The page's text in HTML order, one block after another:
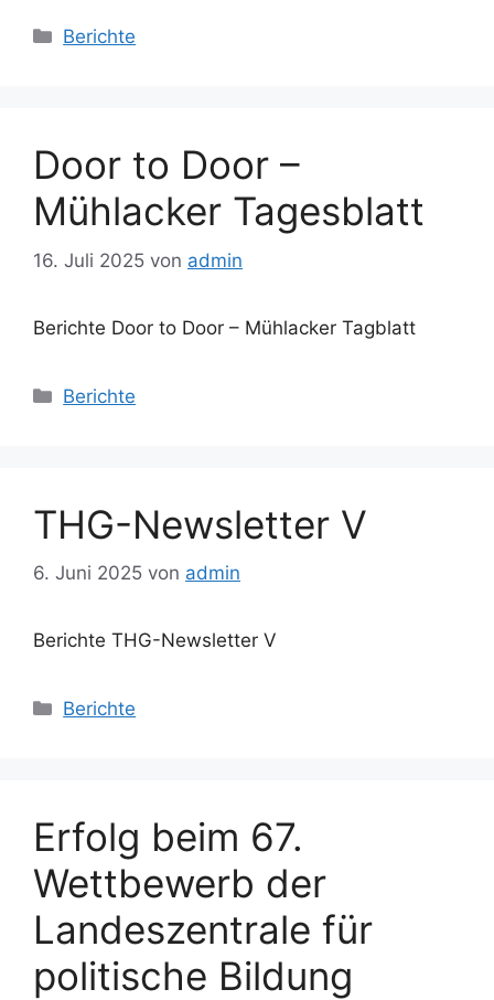
Kategorien
Berichte
Door to Door –
Mühlacker Tagesblatt
16. Juli 2025 von admin
Berichte Door to Door – Mühlacker Tagblatt
Kategorien
Berichte
THG-Newsletter V
6. Juni 2025 von admin
Berichte THG-Newsletter V
Kategorien
Berichte
Erfolg beim 67.
Wettbewerb der
Landeszentrale für
politische Bildung